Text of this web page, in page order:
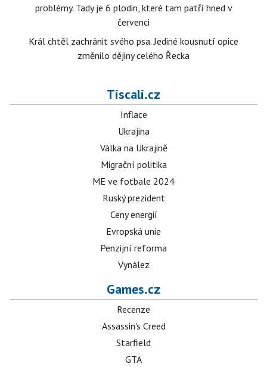
problémy. Tady je 6 plodin, které tam patří hned v
červenci
Král chtěl zachránit svého psa. Jediné kousnutí opice
změnilo dějiny celého Řecka
Tiscali.cz
Inflace
Ukrajina
Válka na Ukrajině
Migrační politika
ME ve fotbale 2024
Ruský prezident
Ceny energií
Evropská unie
Penzijní reforma
Vynález
Games.cz
Recenze
Assassin's Creed
Starfield
GTA